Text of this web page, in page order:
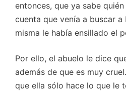
entonces, que ya sabe
cuenta que venía a buscar
misma le había ensillado el
Por ello, el abuelo le dice
además de que es muy
que ella sólo hace lo que le